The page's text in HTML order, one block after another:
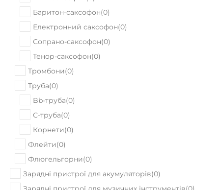
Баритон-саксофон(0)
Електронний саксофон(0)
Сопрано-саксофон(0)
Тенор-саксофон(0)
Тромбони(0)
Труба(0)
Bb-труба(0)
C-труба(0)
Корнети(0)
Флейти(0)
Флюгельгорни(0)
Зарядні пристрої для акумуляторів(0)